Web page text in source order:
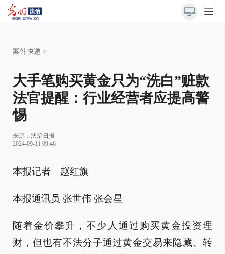
案件快递 >
大手笔购买黄金只为“洗白”赃款
法官提醒：行业经营者应提高警
惕
来源： 法治日报
2024-09-11 09:46
本报记者 赵红旗
本报通讯员 张世伟 张会星
随着金价攀升，不少人通过购买黄金投资理
财，但也有不法分子通过黄金交易来隐藏、转